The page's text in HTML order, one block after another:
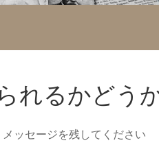
れるかどう
メッセージを残してください